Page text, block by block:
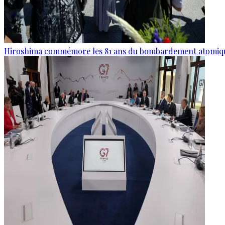
Hiroshima commémore les 81 ans du bombardement